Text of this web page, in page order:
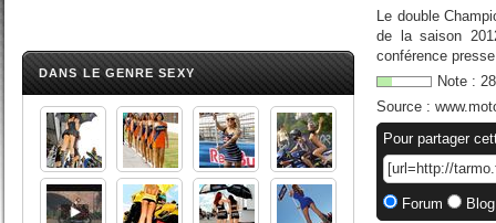
DANS LE GENRE SEXY
Le double
de la saison
conférence
Note : 28
Source :
Pour partager
Forum